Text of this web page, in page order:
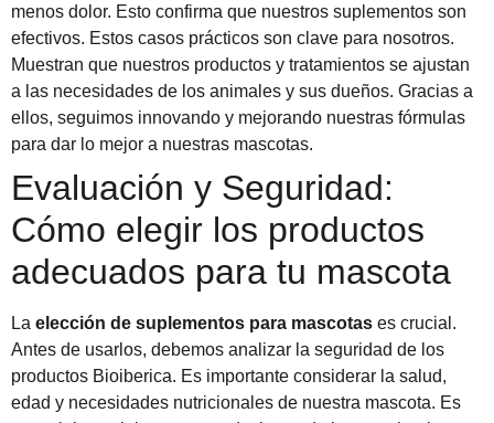
menos dolor. Esto confirma que nuestros suplementos son
efectivos. Estos casos prácticos son clave para nosotros.
Muestran que nuestros productos y tratamientos se ajustan
a las necesidades de los animales y sus dueños. Gracias a
ellos, seguimos innovando y mejorando nuestras fórmulas
para dar lo mejor a nuestras mascotas.
Evaluación y Seguridad:
Cómo elegir los productos
adecuados para tu mascota
La elección de suplementos para mascotas es crucial.
Antes de usarlos, debemos analizar la seguridad de los
productos Bioiberica. Es importante considerar la salud,
edad y necesidades nutricionales de nuestra mascota. Es